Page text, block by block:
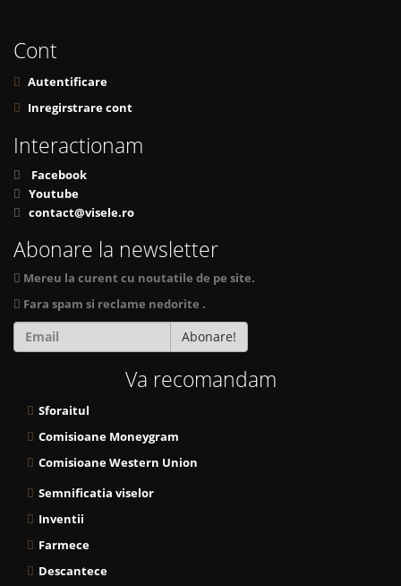
Cont
Autentificare
Inregirstrare cont
Interactionam
Facebook
Youtube
contact@visele.ro
Abonare la newsletter
Mereu la curent cu noutatile de pe site.
Fara spam si reclame nedorite .
Abonare!
Va recomandam
Sforaitul
Comisioane Moneygram
Comisioane Western Union
Semnificatia viselor
Inventii
Farmece
Descantece